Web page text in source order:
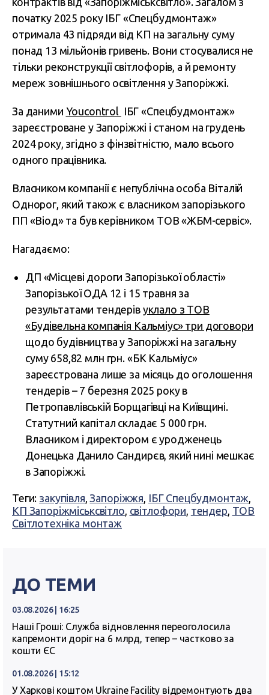
початку 2025 року ІБГ «Спецбудмонтаж»
отримала 43 підряди від КП на загальну суму
понад 13 мільйонів гривень. Вони стосувалися не
тільки реконструкції світлофорів, а й ремонту
мереж зовнішнього освітлення у Запоріжжі.
За даними Youcontrol ІБГ «Спецбудмонтаж»
зареєстроване у Запоріжжі і станом на грудень
2024 року, згідно з фінзвітністю, мало всього
одного працівника.
Власником компанії є непублічна особа Віталій
Однорог, який також є власником запорізького
ПП «Віод» та був керівником ТОВ «ЖБМ-сервіс».
Нагадаємо:
ДП «Місцеві дороги Запорізької області»
Запорізької ОДА 12 і 15 травня за
результатами тендерів уклало з ТОВ
«Будівельна компанія Кальміус» три договори
щодо будівництва у Запоріжжі на загальну
суму 658,82 млн грн. «БК Кальміус»
зареєстрована лише за місяць до оголошення
тендерів – 7 березня 2025 року в
Петропавлівській Борщагівці на Київщині.
Статутний капітал складає 5 000 грн.
Власником і директором є уродженець
Донецька Данило Сандирєв, який нині мешкає
в Запоріжжі.
Теги: закупівля,Запоріжжя, ІБГ Спецбудмонтаж,
КП Запоріжміськсвітло, світлофори, тендер, ТОВ
Світлотехніка монтаж
ДО ТЕМИ
03.08.2026 | 16:25
Наші Гроші: Служба відновлення переоголосила
капремонти доріг на 6 млрд, тепер – частково за
кошти ЄС
01.08.2026 | 15:12
У Харкові коштом Ukraine Facility відремонтують два